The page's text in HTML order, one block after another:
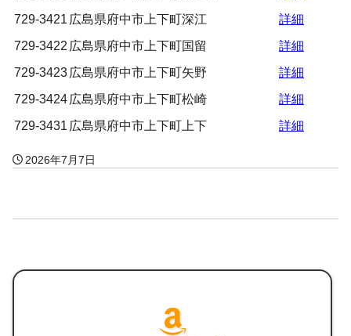
729-3421 広島県府中市上下町深江
詳細
729-3422 広島県府中市上下町国留
詳細
729-3423 広島県府中市上下町矢野
詳細
729-3424 広島県府中市上下町松崎
詳細
729-3431 広島県府中市上下町上下 詳細
2026年7月7日